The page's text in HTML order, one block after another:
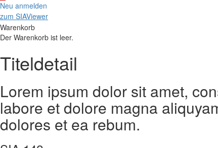
Neu anmelden
zum SIAViewer
Warenkorb
Der Warenkorb ist leer.
Titeldetail
Lorem ipsum dolor sit amet,
labore et dolore magna
dolores et ea rebum.